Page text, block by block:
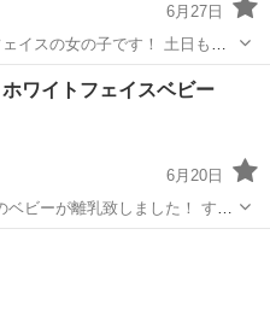
6月27日
女の子です！ 土日も空
で 是非お問い合わせ下さいm(_
トショップ フクロモモンガ
ワイトフェイスベビー
6月20日
ーが離乳致しました！ すぐ
可能ですので 是非お問い合わ